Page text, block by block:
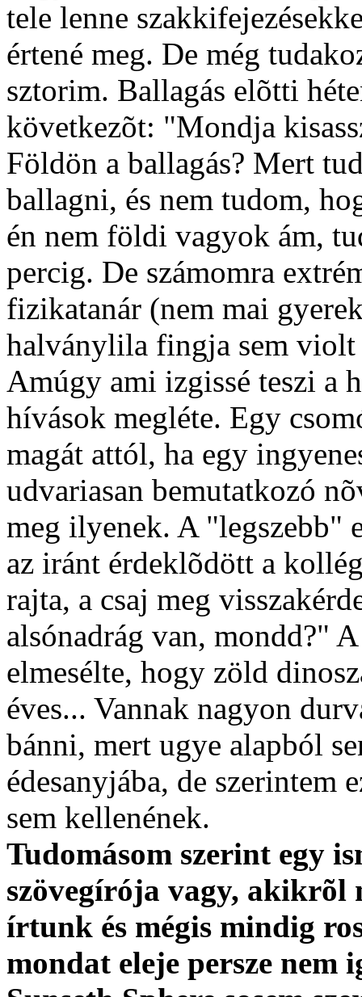
tele lenne
értené meg. De még
sztorim. Ballagás elõtti
következõt: "Mondja
Földön a ballagás? Mert
ballagni, és nem tudom,
én nem földi vagyok ám,
percig. De számomra
fizikatanár (nem mai
halványlila fingja sem
Amúgy ami izgissé teszi a
hívások megléte. Egy
magát attól, ha egy
udvariasan bemutatkozó
meg ilyenek. A "legszebb"
az iránt érdeklõdött a
rajta, a csaj meg
alsónadrág van, mondd?"
elmesélte, hogy zöld
éves... Vannak nagyon
bánni, mert ugye alapból
édesanyjába, de szerintem
sem kellenének.
Tudomásom szerint egy
szövegírója vagy, akikrõl
írtunk és mégis mindig
mondat eleje persze nem